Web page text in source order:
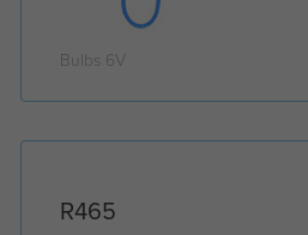
Bulbs 6V
R465